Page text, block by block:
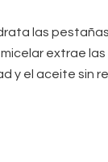
las
extrae las
y el aceite sin